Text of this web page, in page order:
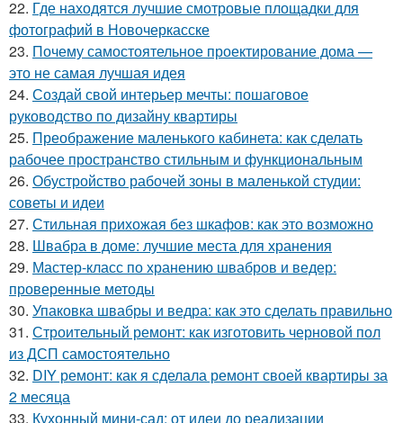
22. Где находятся лучшие смотровые площадки для
фотографий в Новочеркасске
23. Почему самостоятельное проектирование дома —
это не самая лучшая идея
24. Создай свой интерьер мечты: пошаговое
руководство по дизайну квартиры
25. Преображение маленького кабинета: как сделать
рабочее пространство стильным и функциональным
26. Обустройство рабочей зоны в маленькой студии:
советы и идеи
27. Стильная прихожая без шкафов: как это возможно
28. Швабра в доме: лучшие места для хранения
29. Мастер-класс по хранению швабров и ведер:
проверенные методы
30. Упаковка швабры и ведра: как это сделать правильно
31. Строительный ремонт: как изготовить черновой пол
из ДСП самостоятельно
32. DIY ремонт: как я сделала ремонт своей квартиры за
2 месяца
33. Кухонный мини-сад: от идеи до реализации